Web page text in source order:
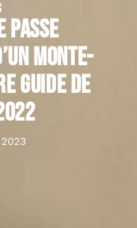
passe
monte-
guide de